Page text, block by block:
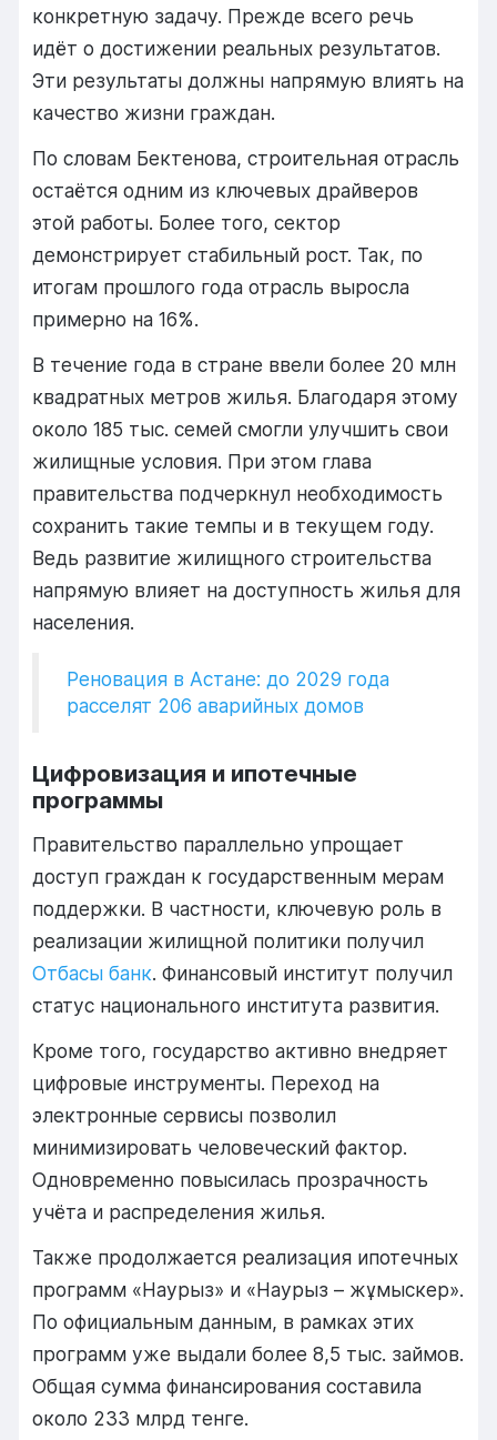
конкретную задачу. Прежде всего речь
идётодостижении реальных результатов.
Эти результатыдолжны напрямую влиять на
качество жизни граждан.
Пословам Бектенова,строительнаяотрасль
остаётсяодним из ключевыхдрайверов
этой работы. Более того,сектор
демонстрируетстабильный рост. Так, по
итогам прошлого годаотрасль выросла
примерно на16%.
В течение года встране ввелиболее 20 млн
квадратных метров жилья. Благодаряэтому
около185 тыс.семейсмоглиулучшитьсвои
жилищныеусловия. Приэтом глава
правительства подчеркнул необходимость
сохранить такие темпы и в текущем году.
Ведь развитие жилищногостроительства
напрямую влияет надоступность жильядля
населения.
Реновация в Астане: до 2029 года
расселят 206 аварийных домов
Цифровизация и ипотечные
программы
Правительство параллельноупрощает
доступ граждан к государственным мерам
поддержки. В частности, ключевую роль в
реализации жилищной политики получил
Отбасы банк.Финансовый институт получил
статус национального института развития.
Кроме того, государствоактивно внедряет
цифровые инструменты. Переход на
электронныесервисы позволил
минимизировать человеческийфактор.
Одновременно повысилась прозрачность
учёта и распределения жилья.
Также продолжается реализация ипотечных
программ «Наурыз» и «Наурыз – жұмыскер».
Поофициальнымданным, в рамкахэтих
программуже выдалиболее8,5 тыс. займов.
Общаясуммафинансированиясоставила
около 233 млрд тенге.